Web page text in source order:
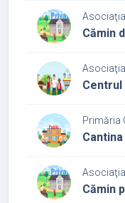
Cămin
Centrul
Primăria
Cămin